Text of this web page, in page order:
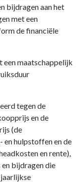
bijdragen aan het
met een
de financiële
een maatschappelijk
tegen de
en de
(de
en hulpstoffen en de
en rente),
bijdragen die